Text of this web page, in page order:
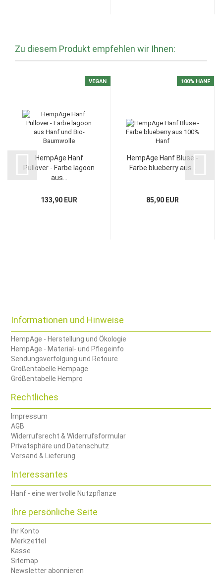
Zu diesem Produkt empfehlen wir Ihnen:
VEGAN
HempAge Hanf
Pullover - Farbe lagoon
aus...
133,90 EUR
100% HANF
HempAge Hanf Bluse -
Farbe blueberry aus...
85,90 EUR
Informationen und Hinweise
HempAge - Herstellung und Ökologie
HempAge - Material- und Pflegeinfo
Sendungsverfolgung und Retoure
Größentabelle Hempage
Größentabelle Hempro
Rechtliches
Impressum
AGB
Widerrufsrecht & Widerrufsformular
Privatsphäre und Datenschutz
Versand & Lieferung
Interessantes
Hanf - eine wertvolle Nutzpflanze
Ihre persönliche Seite
Ihr Konto
Merkzettel
Kasse
Sitemap
Newsletter abonnieren